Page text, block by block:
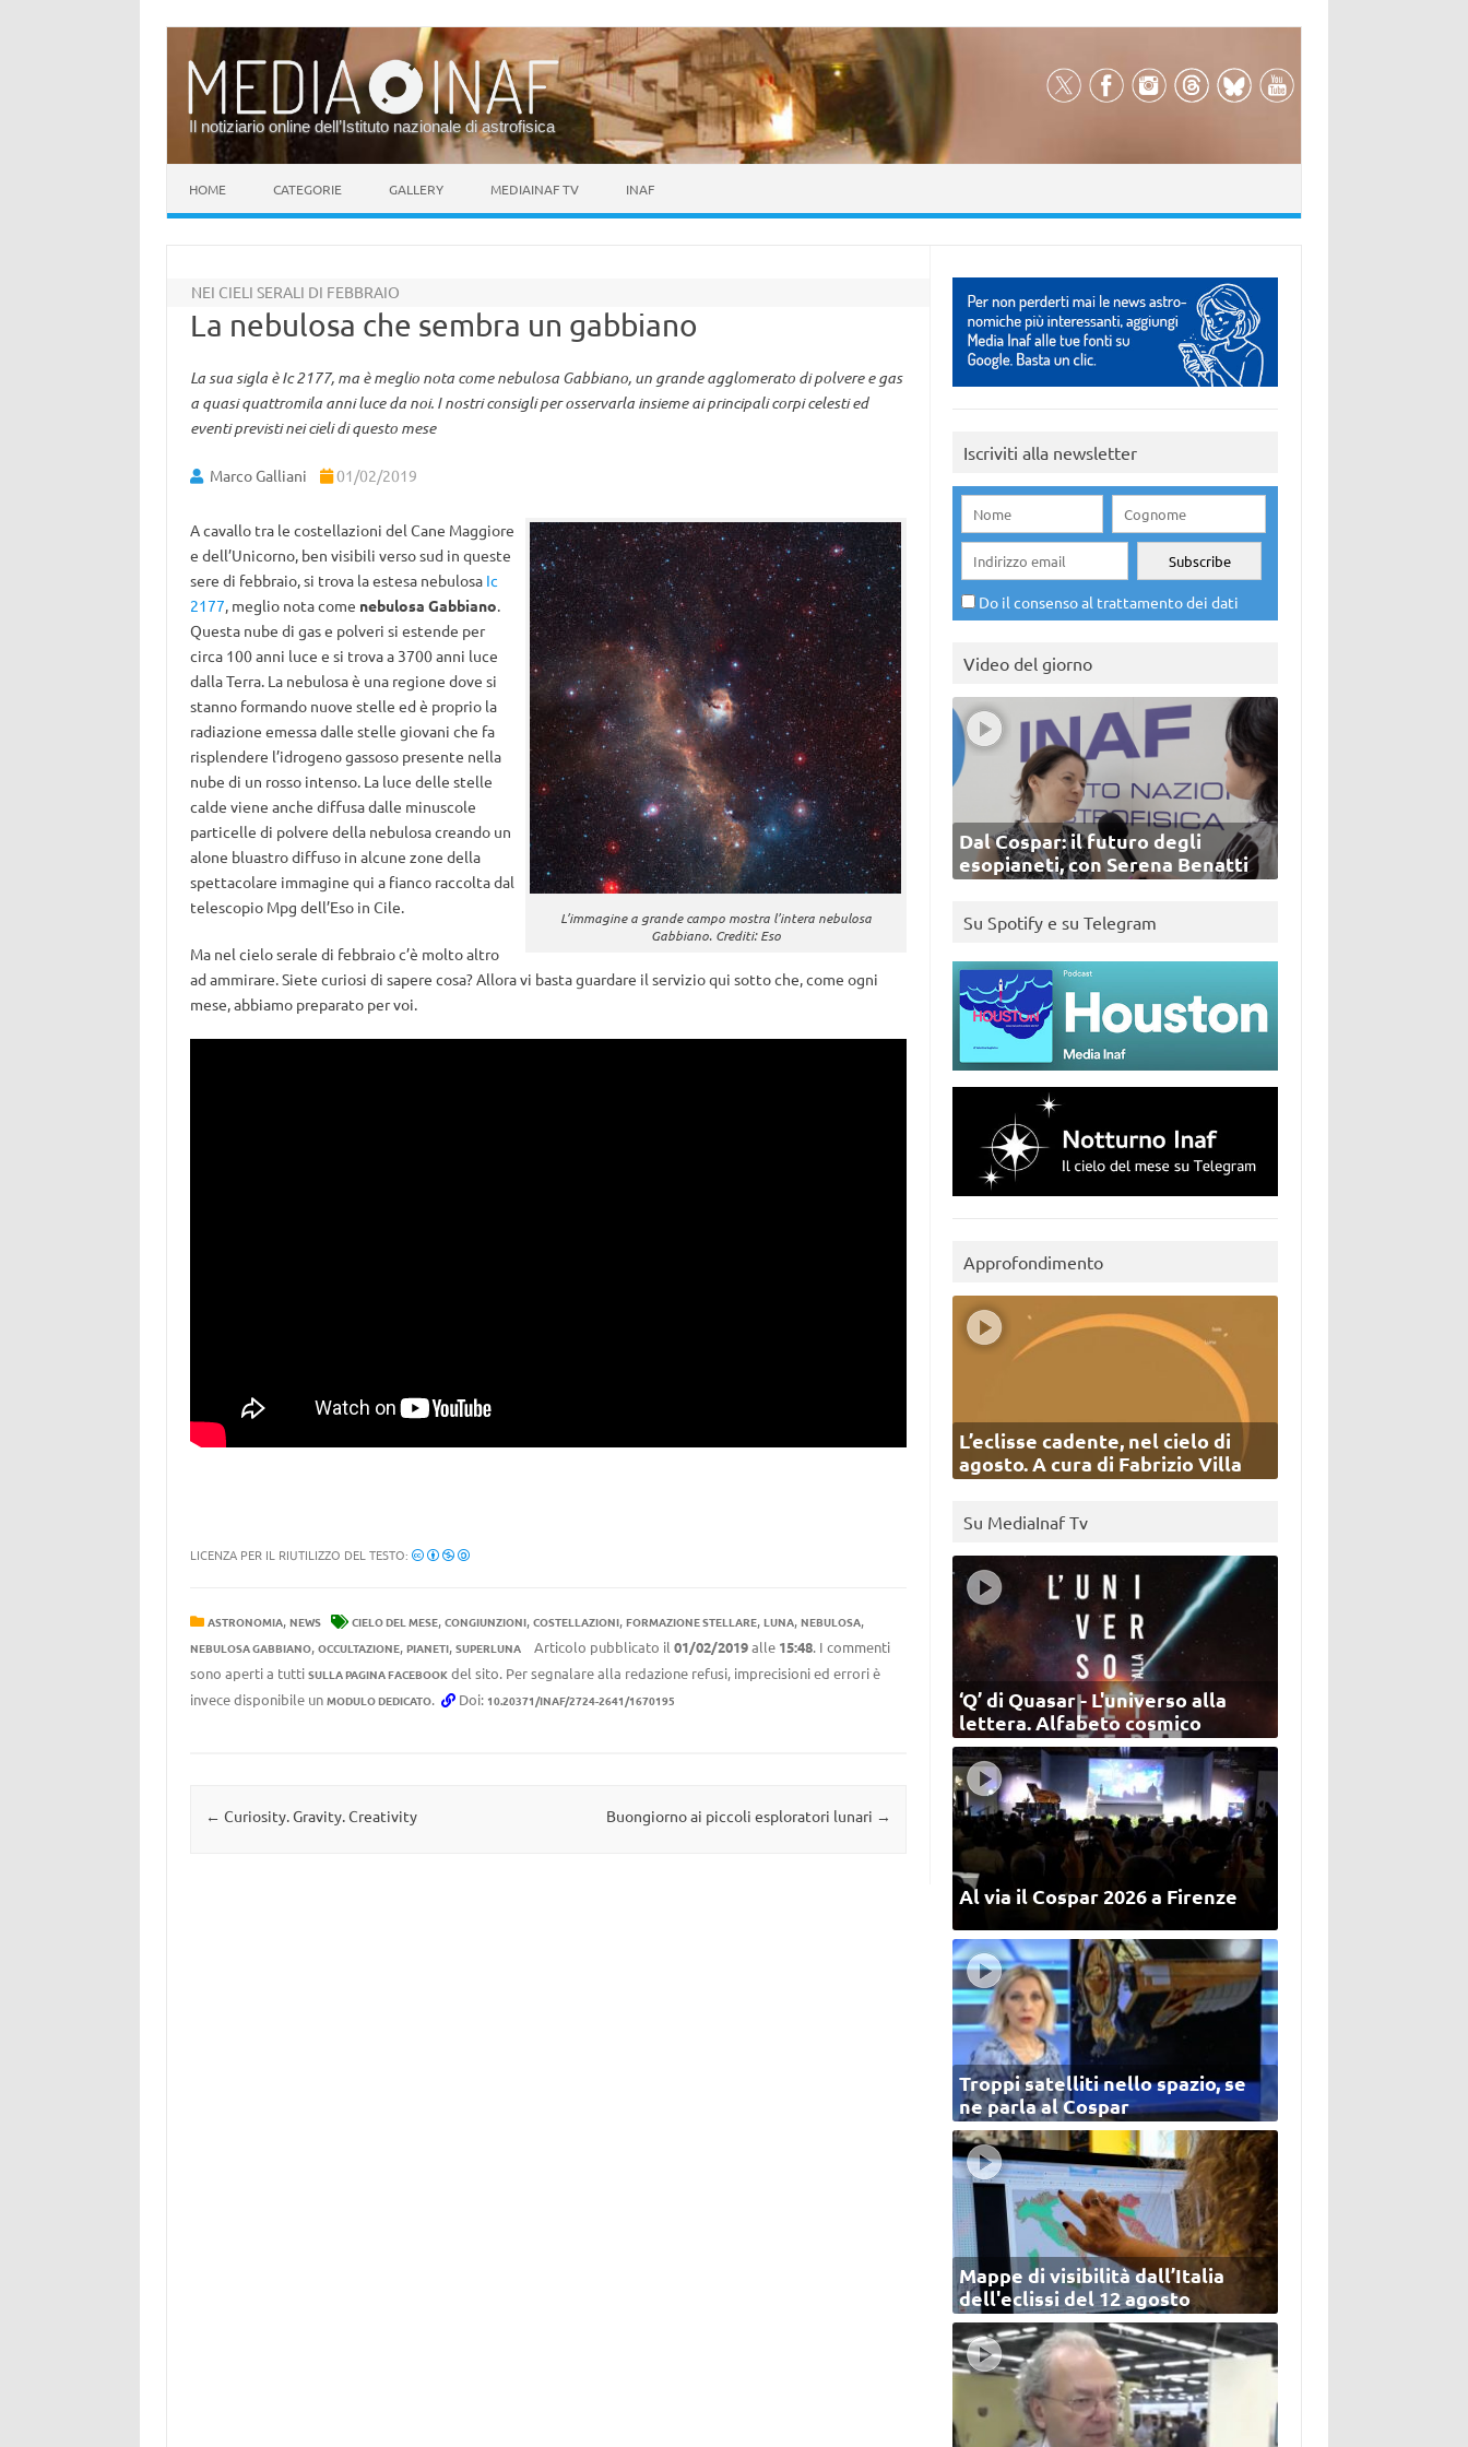
Il notiziario online dell’Istituto nazionale di astrofisica
HOME CATEGORIE GALLERY MEDIAINAF TV INAF
NEI CIELI SERALI DI FEBBRAIO
La nebulosa che sembra un gabbiano
La sua sigla è Ic 2177, ma è meglio nota come nebulosa Gabbiano, un grande agglomerato di polvere e gas
a quasi quattromila anni luce da noi. I nostri consigli per osservarla insieme ai principali corpi celesti ed
eventi previsti nei cieli di questo mese
Marco Galliani 01/02/2019
L’immagine a grande campo mostra l’intera nebulosa
Gabbiano. Crediti: Eso
A cavallo tra le costellazioni del Cane Maggiore
e dell’Unicorno, ben visibili verso sud in queste
sere di febbraio, si trova la estesa nebulosa Ic
2177, meglio nota come nebulosa Gabbiano.
Questa nube di gas e polveri si estende per
circa 100 anni luce e si trova a 3700 anni luce
dalla Terra. La nebulosa è una regione dove si
stanno formando nuove stelle ed è proprio la
radiazione emessa dalle stelle giovani che fa
risplendere l’idrogeno gassoso presente nella
nube di un rosso intenso. La luce delle stelle
calde viene anche diffusa dalle minuscole
particelle di polvere della nebulosa creando un
alone bluastro diffuso in alcune zone della
spettacolare immagine qui a fianco raccolta dal
telescopio Mpg dell’Eso in Cile.
Ma nel cielo serale di febbraio c’è molto altro
ad ammirare. Siete curiosi di sapere cosa? Allora vi basta guardare il servizio qui sotto che, come ogni
mese, abbiamo preparato per voi.
LICENZA PER IL RIUTILIZZO DEL TESTO:
ASTRONOMIA, NEWS CIELO DEL MESE, CONGIUNZIONI, COSTELLAZIONI, FORMAZIONE STELLARE, LUNA, NEBULOSA,
NEBULOSA GABBIANO, OCCULTAZIONE, PIANETI, SUPERLUNA Articolo pubblicato il 01/02/2019alle 15:48. I commenti
sono aperti a tutti SULLA PAGINA FACEBOOKdel sito. Per segnalare alla redazione refusi, imprecisioni ed errori è
invece disponibile un MODULO DEDICATO. Doi: 10.20371/INAF/2724-2641/1670195
Navigazione articolo
← Curiosity. Gravity. Creativity Buongiorno ai piccoli esploratori lunari →
Iscriviti alla newsletter
Do il consenso al trattamento dei dati
Video del giorno
Dal Cospar: il futuro degli
esopianeti, con Serena Benatti
Su Spotify e su Telegram
Approfondimento
L’eclisse cadente, nel cielo di
agosto. A cura di Fabrizio Villa
Su MediaInaf Tv
‘Q’ di Quasar - L'universo alla
lettera. Alfabeto cosmico
Al via il Cospar 2026 a Firenze
Troppi satelliti nello spazio, se
ne parla al Cospar
Mappe di visibilità dall’Italia
dell'eclissi del 12 agosto